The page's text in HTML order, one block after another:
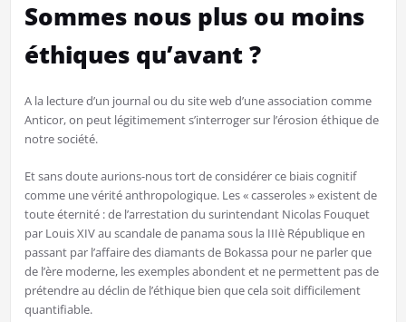
Sommes nous plus ou moins
éthiques qu’avant ?
A la lecture d’un journal ou du site web d’une association comme
Anticor, on peut légitimement s’interroger sur l’érosion éthique de
notre société.
Et sans doute aurions-nous tort de considérer ce biais cognitif
comme une vérité anthropologique. Les « casseroles » existent de
toute éternité : de l’arrestation du surintendant Nicolas Fouquet
par Louis XIV au scandale de panama sous la IIIè République en
passant par l’affaire des diamants de Bokassa pour ne parler que
de l’ère moderne, les exemples abondent et ne permettent pas de
prétendre au déclin de l’éthique bien que cela soit difficilement
quantifiable.